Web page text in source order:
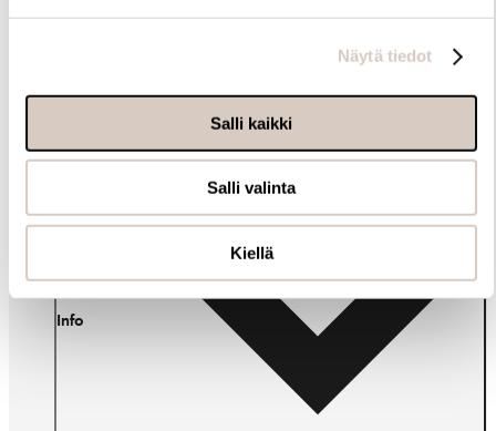
Näytä tiedot
Salli kaikki
Salli valinta
Kiellä
Info